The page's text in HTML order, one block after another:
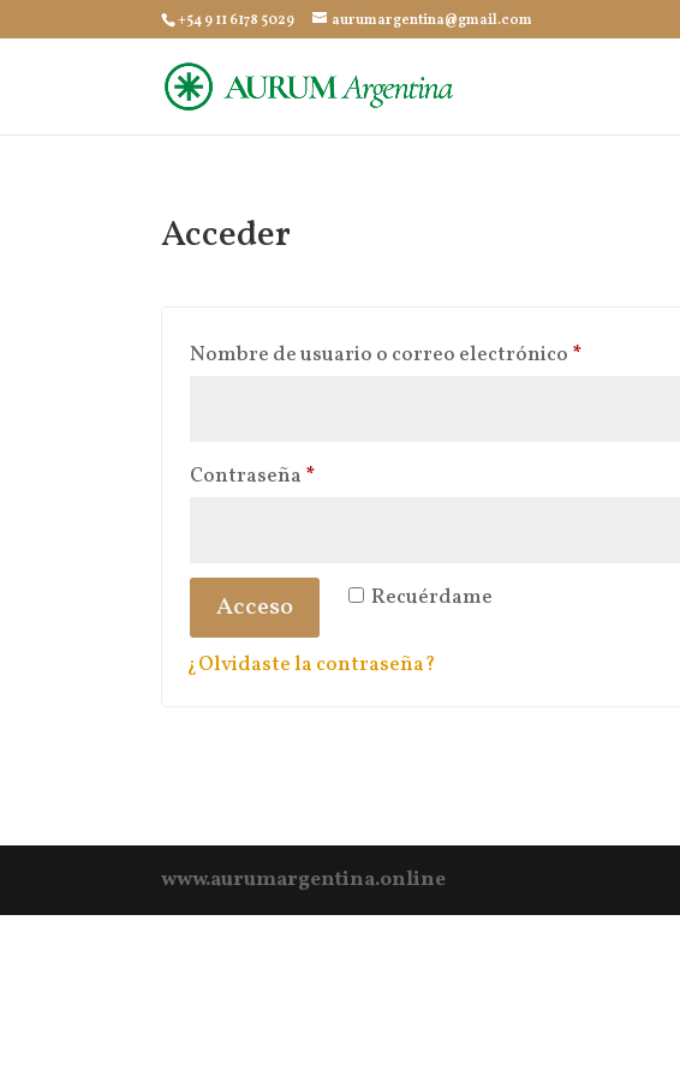
+54 9 11 6178 5029 aurumargentina@gmail.com
Acceder
Nombre de usuario o correo electrónico *Obligatorio
Contraseña *Obligatorio
Recuérdame
Acceso
¿Olvidaste la contraseña?
www.aurumargentina.online